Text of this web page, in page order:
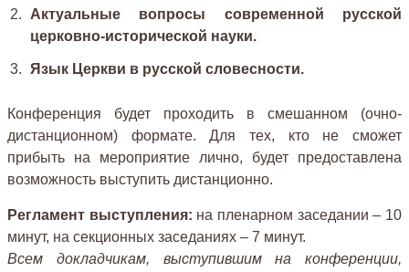
Актуальные вопросы современной русской
церковно-исторической науки.
Язык Церкви в русской словесности.
Конференция будет проходить в смешанном (очно-
дистанционном) формате. Для тех, кто не сможет
прибыть на мероприятие лично, будет предоставлена
возможность выступить дистанционно.
Регламент выступления: на пленарном заседании – 10
минут, на секционных заседаниях – 7 минут.
Всем докладчикам, выступившим на конференции,